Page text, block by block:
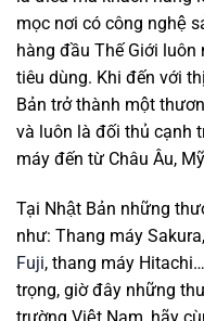
mọc nơi có công nghệ
hàng đầu Thế Giới
tiêu dùng. Khi đến với
Bản trở thành một
và luôn là đối thủ cạnh
máy đến từ Châu Âu,
Tại Nhật Bản những
như: Thang máy
Fuji, thang máy
trọng, giờ đây những